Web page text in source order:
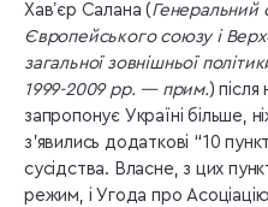
Хавʼєр Салана ( Генеральний
Європейського союзу і
загальної зовнішньої
1999-2009 рр. — прим.)
запропонує Україні більше,
з’явились додаткові “10
сусідства. Власне, з цих
режим, і Угода про